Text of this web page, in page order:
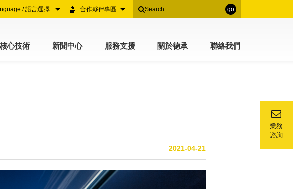
go
合作夥伴專區
/ 語言選擇
核心技術 新聞中心 服務支援 關於德承 聯絡我們
業務
諮詢
2021-04-21